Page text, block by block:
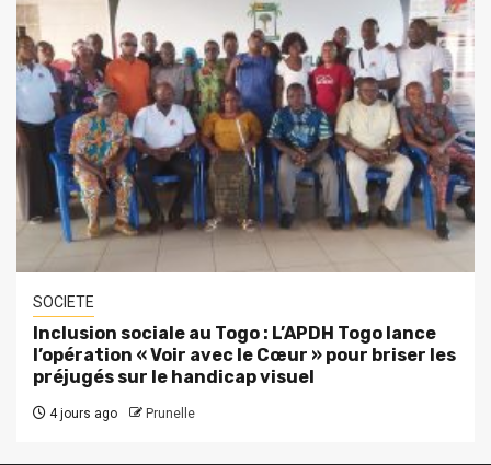
SOCIETE
Inclusion sociale au Togo : L’APDH Togo lance
l’opération « Voir avec le Cœur » pour briser les
préjugés sur le handicap visuel
4 jours ago Prunelle